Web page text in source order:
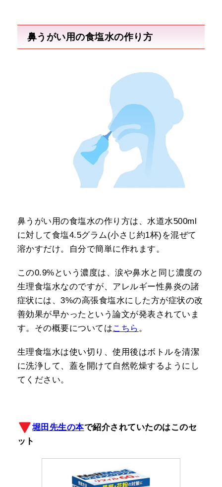
鼻うがい用の食塩水の作り方
鼻うがい用の食塩水の作り方は、水道水500ml
に対して食塩4.5グラム(小さじ約1杯)を混ぜて
溶かすだけ。自分で簡単に作れます。
この0.9%という濃度は、涙や鼻水と同じ濃度の
生理食塩水なのですが、アレルギー性鼻炎の諸
症状には、3%の高張食塩水にした方が症状の改
善効果が早かったという論文が発表されていま
す。その概要についてはこちら 。
生理食塩水は使い切り、使用後はボトルを清潔
に洗浄して、蓋を開けて自然乾燥するようにし
てください。
堀田先生の本で紹介されていたのはこのセ
ット